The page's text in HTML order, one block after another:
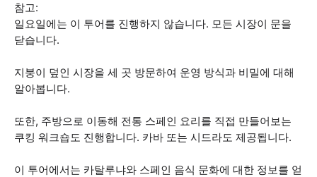
참고:
일요일에는 이 투어를 진행하지 않습니다. 모든 시장이 문을
닫습니다.
지붕이 덮인 시장을 세 곳 방문하여 운영 방식과 비밀에 대해
알아봅니다.
또한, 주방으로 이동해 전통 스페인 요리를 직접 만들어보는
쿠킹 워크숍도 진행합니다. 카바 또는 시드라도 제공됩니다.
이 투어에서는 카탈루냐와 스페인 음식 문화에 대한 정보를 얻